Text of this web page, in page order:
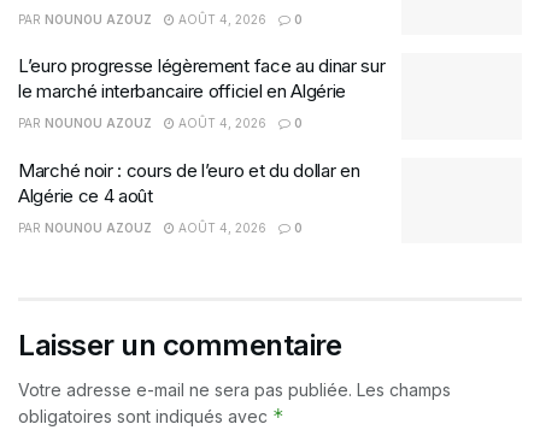
PAR NOUNOU AZOUZ AOÛT 4, 2026 0
L’euro progresse légèrement face au dinar sur
le marché interbancaire officiel en Algérie
PAR NOUNOU AZOUZ AOÛT 4, 2026 0
Marché noir : cours de l’euro et du dollar en
Algérie ce 4 août
PAR NOUNOU AZOUZ AOÛT 4, 2026 0
Laisser un commentaire
Votre adresse e-mail ne sera pas publiée. Les champs
obligatoires sont indiqués avec *